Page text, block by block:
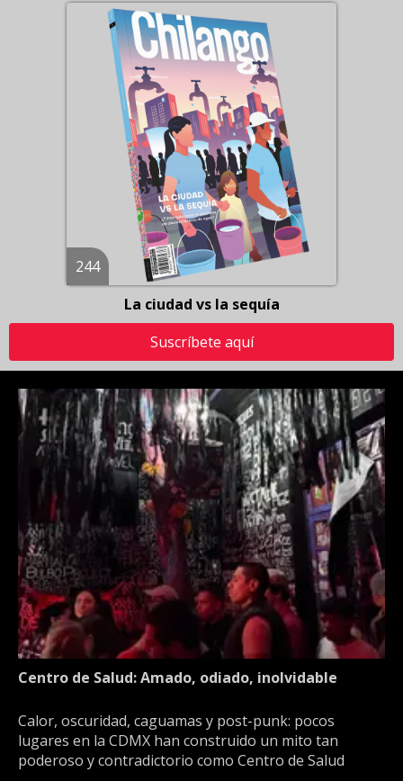
244
La ciudad vs la sequía
Suscríbete aquí
Centro de Salud: Amado, odiado, inolvidable
Calor, oscuridad, caguamas y post-punk: pocos
lugares en la CDMX han construido un mito tan
poderoso y contradictorio como Centro de Salud